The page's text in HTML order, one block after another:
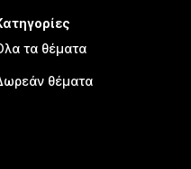
τα θέματα
θέματα